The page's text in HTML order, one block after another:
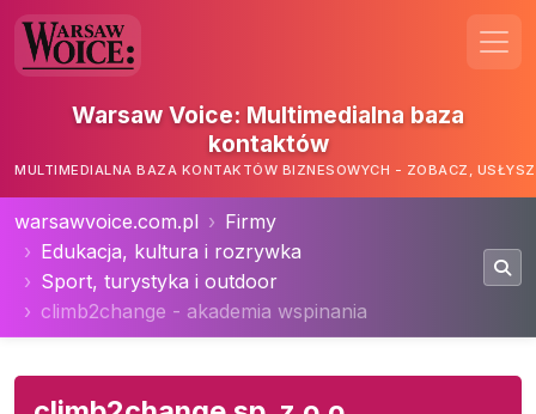
Warsaw Voice: Multimedialna baza
kontaktów
MULTIMEDIALNA BAZA KONTAKTÓW BIZNESOWYCH - ZOBACZ,
warsawvoice.com.pl
Firmy
Edukacja, kultura i rozrywka
Sport, turystyka i outdoor
climb2change - akademia wspinania